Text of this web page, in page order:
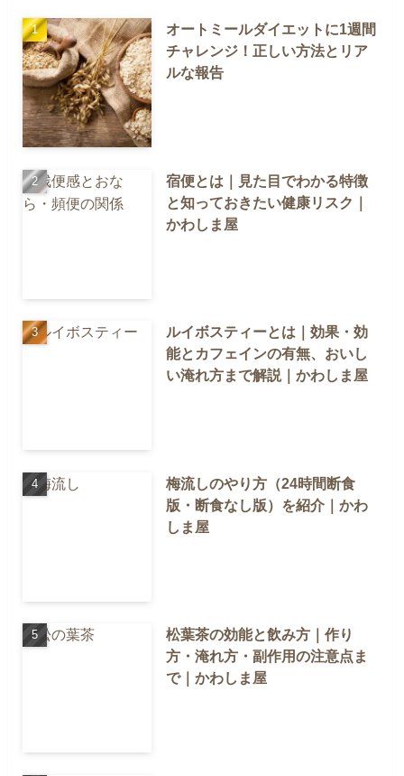
オートミールダイエットに1週間
チャレンジ！正しい方法とリア
ルな報告
宿便とは｜見た目でわかる特徴
と知っておきたい健康リスク｜
かわしま屋
ルイボスティーとは｜効果・効
能とカフェインの有無、おいし
い淹れ方まで解説｜かわしま屋
梅流しのやり方（24時間断食
版・断食なし版）を紹介｜かわ
しま屋
松葉茶の効能と飲み方｜作り
方・淹れ方・副作用の注意点ま
で｜かわしま屋